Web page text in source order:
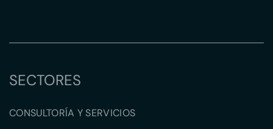
SECTORES
CONSULTORÍA Y SERVICIOS